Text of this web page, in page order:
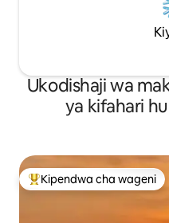
Ukodishaji wa
ya kifahari
Kipendwa maarufu cha
Kipendwa cha wageni